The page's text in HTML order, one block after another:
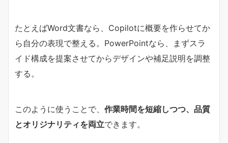
たとえばWord文書なら、Copilotに概要を作らせてか
ら自分の表現で整える。PowerPointなら、まずスラ
イド構成を提案させてからデザインや補足説明を調整
する。
このように使うことで、 作業時間を短縮しつつ、品質
とオリジナリティを両立できます。